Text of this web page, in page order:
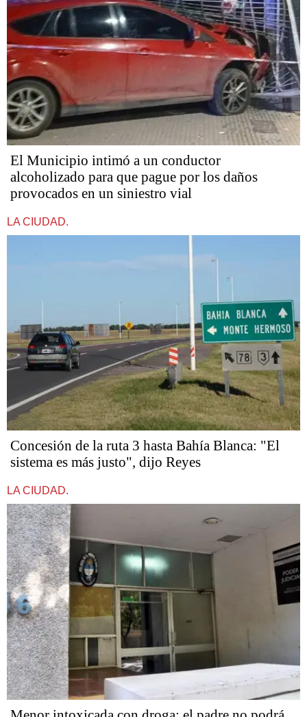
El Municipio intimó a un conductor
alcoholizado para que pague por los daños
provocados en un siniestro vial
LA CIUDAD.
Concesión de la ruta 3 hasta Bahía Blanca: "El
sistema es más justo", dijo Reyes
LA CIUDAD.